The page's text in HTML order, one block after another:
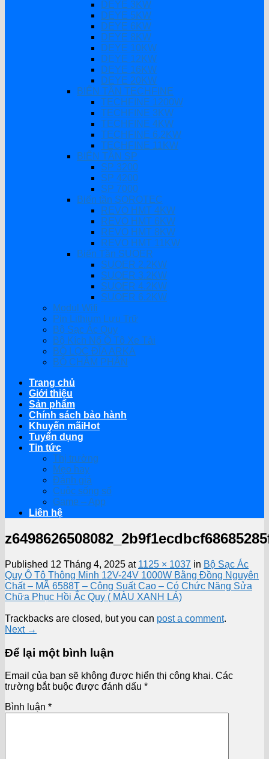
DEYE 3KW
DEYE 5KW
DEYE 6KW
DEYE 8KW
DEYE 10KW
DEYE 12KW
DEYE 16KW
DEYE 20KW
BIẾN TẦN TECHFINE
TECHFINE 1200W
TECHFINE 3KW
TECHFINE 4KW
TECHFINE 6.2KW
TECHFINE 11KW
BIẾN TẦN SP
SP 3200
SP 4200
SP 7000
Biến tần SOROTEC
REVO HMT 4KW
REVO HMT 6KW
REVO HMT 8KW
REVO HMT 11KW
Biến Tần SUOER
SUOER 2.2KW
SUOER 3.2KW
SUOER 4.2KW
SUOER 6.2KW
Modul Wifi
Pin Lithium Lưu Trữ
Bộ Sạc Ắc Quy
Bộ Kích Nổ Ô Tô Xe Tải
BỘ LỌC ĐĨA ARKA
BỘ CHÂM PHÂN
Trang chủ
Giới thiệu
Sản phẩm
Chính sách bảo hành
Khuyến mãi
Tuyển dụng
Tin tức
Thị trường
Mẹo hay
Đánh giá
Cuộc sống số
Game – App
Liên hệ
Published 12 Tháng 4, 2025 at 1125 × 1037 in Bộ Sạc Ác
Quy Ô Tô Thông Minh 12V-24V 1000W Bằng Đồng Nguyên
Chất – MÃ 6588T – Công Suất Cao – Có Chức Năng Sửa
Chữa Phục Hồi Ắc Quy ( MÀU XANH LÁ)
Trackbacks are closed, but you can post a comment.
Next →
Để lại một bình luận
Email của bạn sẽ không được hiển thị công khai. Các
trường bắt buộc được đánh dấu *
Bình luận *